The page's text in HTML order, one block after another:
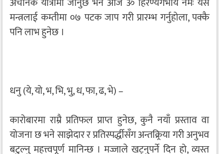
मन्त्रलाई कम्तीमा ०७ पटक जाप गरी प्रारम्भ गर्नुहोला, पक्कै
पनि लाभ हुनेछ ।
धनु (ये, यो, भ, भि, भु, ध, फा, ढ, भे) –
कारोबारमा राम्रै प्रतिफल प्राप्त हुनेछ, कुनै नयाँ प्रस्ताव वा
योजना छ भने साझेदार र प्रतिस्पर्द्धीसँग अन्तक्र्रिया गरी अनुभव
बटुल्नु महत्त्वपूर्ण मानिन्छ । मज्जाले खट्नुपर्ने दिन हो, व्यस्त